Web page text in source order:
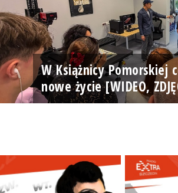
W Książnicy Pomorskiej
nowe życie [WIDEO,